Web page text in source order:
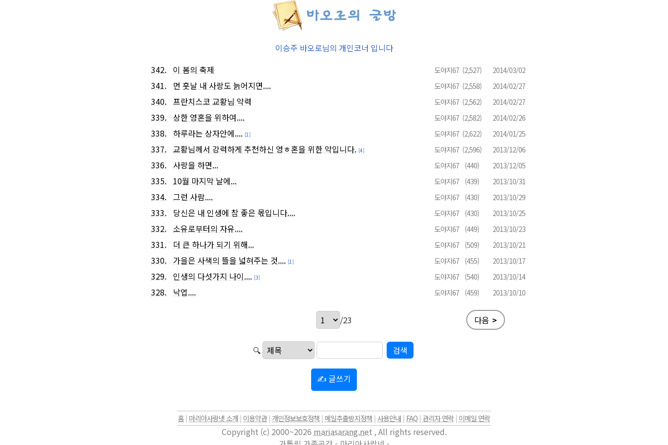
이승주 바오로님의 개인코너 입니다
342. 이 봄의 축제 도야지67 (2,527) 2014/03/02
341. 먼 훗날 내 사랑도 늙어지면.... 도야지67 (2,558) 2014/02/27
340. 프란치스코 교황님 약력 도야지67 (2,562) 2014/02/27
339. 상한 영혼을 위하여.... 도야지67 (2,582) 2014/02/26
338. 하루라는 상자안에.... [1] 도야지67 (2,622) 2014/01/25
337. 교황님께서 강력하게 추천하신 영ㅎ혼을 위한 약입니다. [4] 도야지67 (2,596) 2013/12/06
336. 사랑을 하면... 도야지67 (440) 2013/12/05
335. 10월 마지막 날에... 도야지67 (439) 2013/10/31
334. 그런 사람.... 도야지67 (430) 2013/10/29
333. 당신은 내 인생에 참 좋은 몫입니다.... 도야지67 (430) 2013/10/25
332. 소유로부터의 자유.... 도야지67 (449) 2013/10/23
331. 더 큰 하나가 되기 위해... 도야지67 (509) 2013/10/21
330. 가을은 사색의 뜰을 넓혀주는 것.... [1] 도야지67 (455) 2013/10/17
329. 인생의 다섯가지 나이.... [3] 도야지67 (540) 2013/10/14
328. 낙엽.... 도야지67 (459) 2013/10/10
/23 다음 >
🔍
✍ 글쓰기
홈 | 마리아사랑넷 소개 | 이용약관 | 개인정보보호정책 | 메일추출방지정책 | 사용안내 | FAQ | 관리자 연락 | 이메일 연락
Copyright (c) 2000~2026 mariasarang.net , All rights reserved.